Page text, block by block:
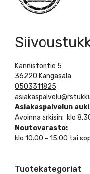
Kannistontie 5
36220 Kangasala
0503311825
Asiakaspalvelun
Avoinna arkisin: klo
Noutovarasto:
klo 10.00 – 15.00 tai
Tuotekategoriat